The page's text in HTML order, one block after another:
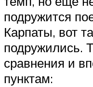
подружится
Карпаты, вот
подружились.
сравнения и
пунктам: